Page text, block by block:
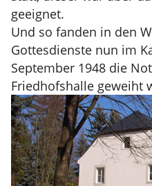
geeignet.
Und so fanden in den
Gottesdienste nun im
September 1948 die
Friedhofshalle geweiht